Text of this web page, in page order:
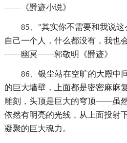
——《爵迹小说》
85、"其实你不需要和我说
自己一个人，什么都没有，我也
——幽冥——郭敬明《爵迹》
86、银尘站在空旷的大殿中
的巨大墙壁，上面都是密密麻麻
雕刻，头顶是巨大的穹顶——虽
依然有明亮的光线，从上面投射
凝聚的巨大魂力。